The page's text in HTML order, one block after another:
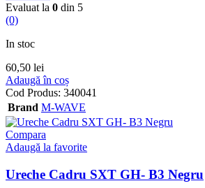
Evaluat la 0 din 5
(0)
In stoc
60,50 lei
Adaugă în coș
Cod Produs: 340041
Brand M-WAVE
Compara
Adaugă la favorite
Ureche Cadru SXT GH- B3 Negru